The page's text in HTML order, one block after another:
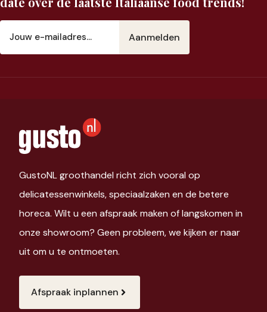
mailadres
GustoNL groothandel richt zich vooral op
delicatessenwinkels, speciaalzaken en de betere
horeca. Wilt u een afspraak maken of langskomen in
onze showroom? Geen probleem, we kijken er naar
uit om u te ontmoeten.
Afspraak inplannen